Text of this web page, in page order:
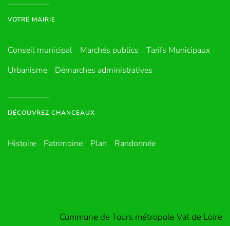
VOTRE MAIRIE
Conseil municipal Marchés publics
Tarifs Municipaux
Urbanisme
Démarches administratives
DÉCOUVREZ CHANCEAUX
Histoire Patrimoine Plan Randonnée
Commune de Tours métropole Val de Loire